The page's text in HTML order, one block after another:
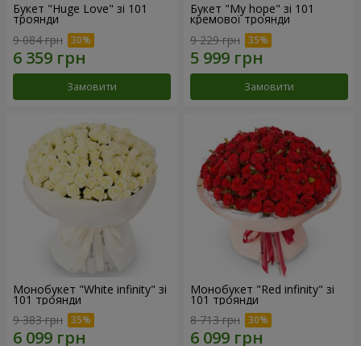
Букет "Huge Love" зі 101
троянди
9 084 грн
Замовити
Букет "My hope" зі 101
кремової троянди
9 229 грн
Замовити
Монобукет "White infinity" зі
101 троянди
9 383 грн
Монобукет "Red infinity" зі
101 троянди
8 713 грн